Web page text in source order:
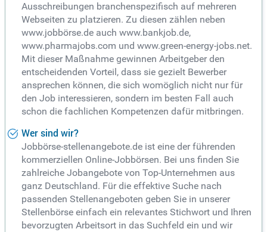
Ausschreibungen branchenspezifisch auf mehreren
Webseiten zu platzieren. Zu diesen zählen neben
www.jobbörse.de auch www.bankjob.de,
www.pharmajobs.com und www.green-energy-jobs.net.
Mit dieser Maßnahme gewinnen Arbeitgeber den
entscheidenden Vorteil, dass sie gezielt Bewerber
ansprechen können, die sich womöglich nicht nur für
den Job interessieren, sondern im besten Fall auch
schon die fachlichen Kompetenzen dafür mitbringen.
Wer sind wir?
Jobbörse-stellenangebote.de ist eine der führenden
kommerziellen Online-Jobbörsen. Bei uns finden Sie
zahlreiche Jobangebote von Top-Unternehmen aus
ganz Deutschland. Für die effektive Suche nach
passenden Stellenangeboten geben Sie in unserer
Stellenbörse einfach ein relevantes Stichwort und Ihren
bevorzugten Arbeitsort in das Suchfeld ein und wir